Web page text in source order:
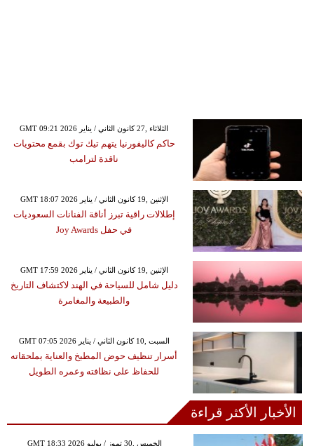
GMT 09:21 2026 الثلاثاء ,27 كانون الثاني / يناير
حاكم كاليفورنيا يتهم تيك توك بقمع محتويات
ناقدة لترامب
GMT 18:07 2026 الإثنين ,19 كانون الثاني / يناير
إطلالات راقية تبرز أناقة الفنانات السعوديات
في حفل Joy Awards
GMT 17:59 2026 الإثنين ,19 كانون الثاني / يناير
دليل شامل للسياحة في الهند لاكتشاف التاريخ
والطبيعة والمغامرة
GMT 07:05 2026 السبت ,10 كانون الثاني / يناير
أسرار تنظيف حوض المطبخ والعناية بملحقاته
للحفاظ على نظافته وعمره الطويل
الأخبار الأكثر قراءة
GMT 18:33 2026 الخميس ,30 تموز / يوليو